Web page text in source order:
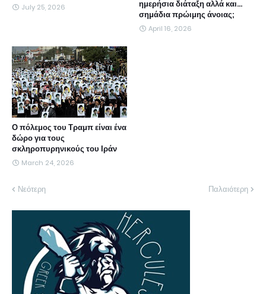
July 25, 2026
ημερήσια διάταξη αλλά και...
σημάδια πρώιμης άνοιας;
April 16, 2026
Ο πόλεμος του Τραμπ είναι ένα
δώρο για τους
σκληροπυρηνικούς του Ιράν
March 24, 2026
Νεότερη Παλαιότερη